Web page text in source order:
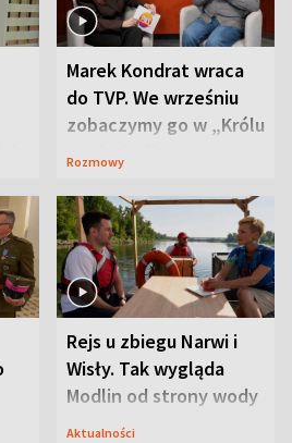
Marek Kondrat wraca
do TVP. We wrześniu
zobaczymy go w „Królu
Maciusiu I”
Rozmowy
Rejs u zbiegu Narwi i
Wisły. Tak wygląda
Modlin od strony wody
Aktualności